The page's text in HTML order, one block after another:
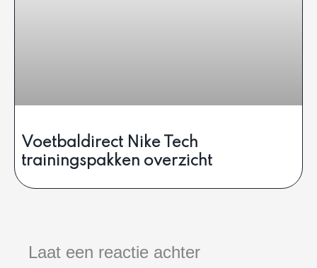
Voetbaldirect Nike Tech
trainingspakken overzicht
Laat een reactie achter